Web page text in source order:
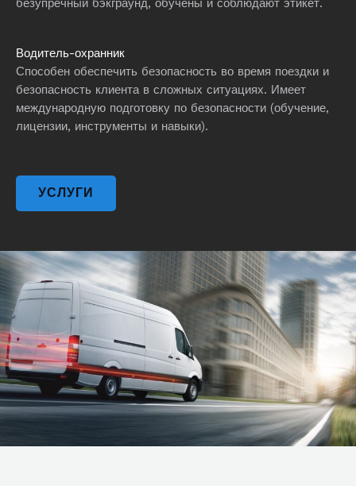
безупречный бэкграунд, обучены и соблюдают этикет.
Водитель-охранник
Способен обеспечить безопасность во время поездки и
безопасность клиента в сложных ситуациях. Имеет
международную подготовку по безопасности (обучение,
лицензии, инструменты и навыки).
УСЛУГИ